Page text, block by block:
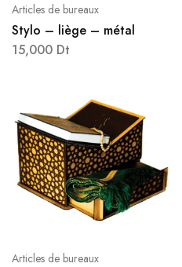
Articles de bureaux
Stylo – liège – métal
15,000 Dt
Articles de bureaux